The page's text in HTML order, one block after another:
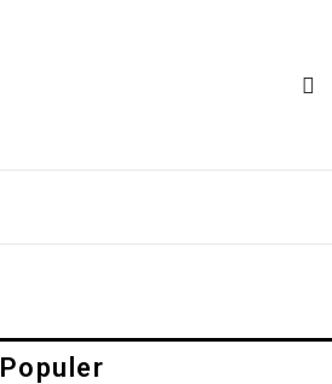
Populer